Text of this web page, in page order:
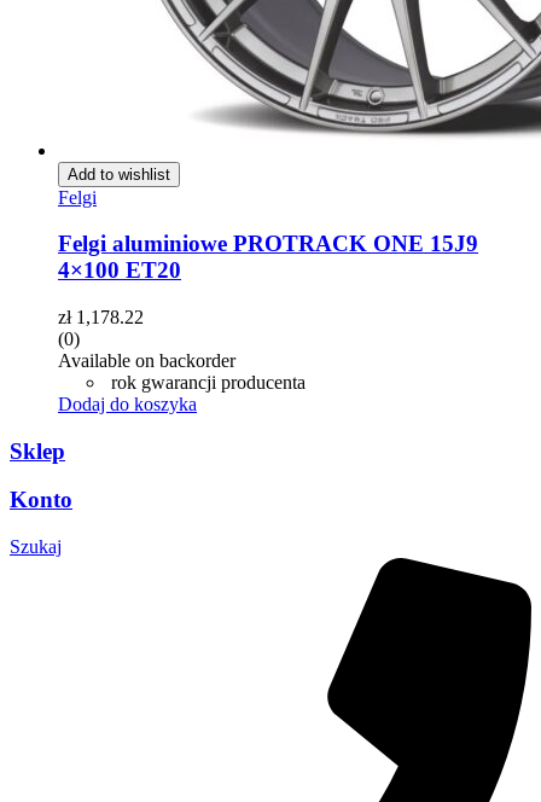
Add to wishlist
Felgi
Felgi aluminiowe PROTRACK ONE 15J9
4×100 ET20
zł1,178.22
(0)
Available on backorder
rok gwarancji producenta
Dodaj do koszyka
Sklep
Konto
Szukaj